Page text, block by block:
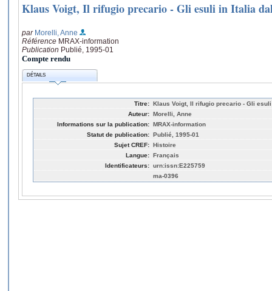
Klaus Voigt, Il rifugio precario - Gli esuli in Italia
par Morelli, Anne
Référence MRAX-information
Publication Publié, 1995-01
Compte rendu
DÉTAILS
Titre: Klaus Voigt, Il rifugio precario - Gli
Auteur: Morelli, Anne
Informations sur la publication: MRAX-information
Statut de publication: Publié, 1995-01
Sujet CREF: Histoire
Langue: Français
Identificateurs: urn:issn:E225759
ma-0396